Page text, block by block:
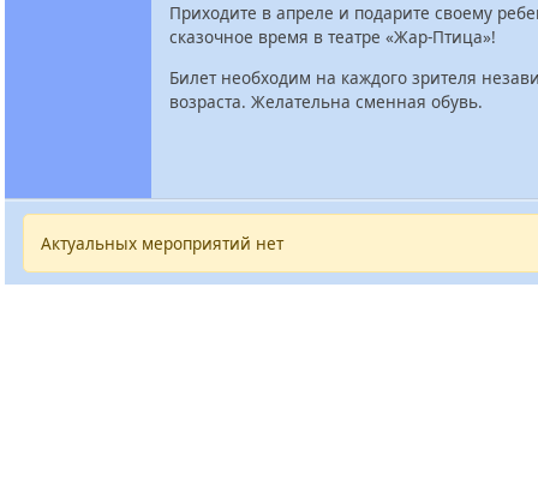
Приходите в апреле и подарите своему
сказочное время в театре «Жар-Птица»!
Билет необходим на каждого зрителя
возраста. Желательна сменная обувь.
Актуальных мероприятий нет